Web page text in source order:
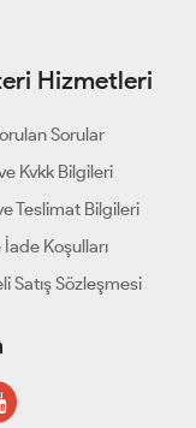
Hizmetleri
Sorular
Kvkk Bilgileri
Teslimat Bilgileri
Koşulları
Satış Sözleşmesi